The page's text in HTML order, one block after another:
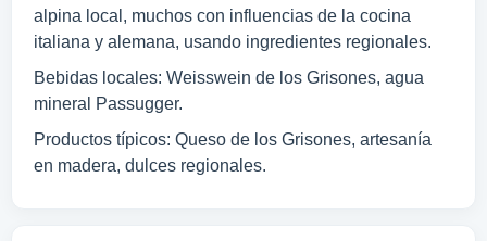
alpina local, muchos con influencias de la cocina
italiana y alemana, usando ingredientes regionales.
Bebidas locales: Weisswein de los Grisones, agua
mineral Passugger.
Productos típicos: Queso de los Grisones, artesanía
en madera, dulces regionales.